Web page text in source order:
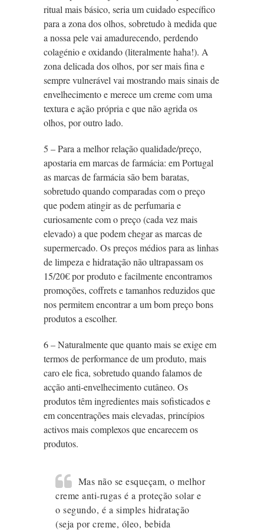
ritual mais básico, seria um cuidado específico
para a zona dos olhos, sobretudo à medida que
a nossa pele vai amadurecendo, perdendo
colagénio e oxidando (literalmente haha!). A
zona delicada dos olhos, por ser mais fina e
sempre vulnerável vai mostrando mais sinais de
envelhecimento e merece um creme com uma
textura e ação própria e que não agrida os
olhos, por outro lado.
5 – Para a melhor relação qualidade/preço,
apostaria em marcas de farmácia: em Portugal
as marcas de farmácia são bem baratas,
sobretudo quando comparadas com o preço
que podem atingir as de perfumaria e
curiosamente com o preço (cada vez mais
elevado) a que podem chegar as marcas de
supermercado. Os preços médios para as linhas
de limpeza e hidratação não ultrapassam os
15/20€ por produto e facilmente encontramos
promoções, coffrets e tamanhos reduzidos que
nos permitem encontrar a um bom preço bons
produtos a escolher.
6 – Naturalmente que quanto mais se exige em
termos de performance de um produto, mais
caro ele fica, sobretudo quando falamos de
acção anti-envelhecimento cutâneo. Os
produtos têm ingredientes mais sofisticados e
em concentrações mais elevadas, princípios
activos mais complexos que encarecem os
produtos.
Mas não se esqueçam, o melhor
creme anti-rugas é a proteção solar e
o segundo, é a simples hidratação
(seja por creme, óleo, bebida